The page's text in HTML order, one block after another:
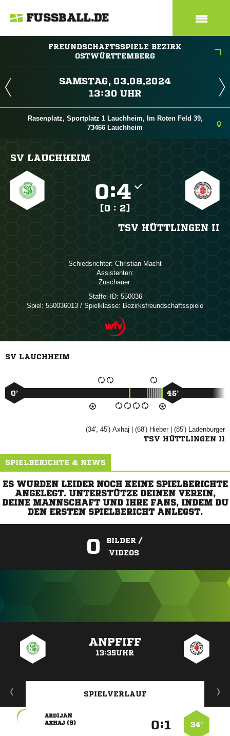
FUSSBALL.DE
FREUNDSCHAFTSSPIELE BEZIRK
OSTWÜRTTEMBERG
 
 
Rasenplatz, Sportplatz 1 Lauchheim, Im Roten Feld 39,
73466 Lauchheim
SV LAUCHHEIM
:
[0 : 2]
TSV HÜTTLINGEN II
Schiedsrichter:  
Assistenten:
Zuschauer:
Staffel-ID: 550036
Spiel: 550036013 / Spielklasse: Bezirksfreundschaftsspiele
SV LAUCHHEIM
0’ 45’
(34', 45')  | (68') | (85') 
TSV HÜTTLINGEN II
SPIELBERICHTE & NEWS
ES WURDEN LEIDER NOCH KEINE SPIELBERICHTE
ANGELEGT. UNTERSTÜTZE DEINEN VEREIN,
DEINE MANNSCHAFT UND IHRE FANS, INDEM DU
DEN ERSTEN SPIELBERICHT ANLEGST.
0
BILDER /
VIDEOS
ANPFIFF
13:35UHR
SPIELVERLAUF
34’
:

 